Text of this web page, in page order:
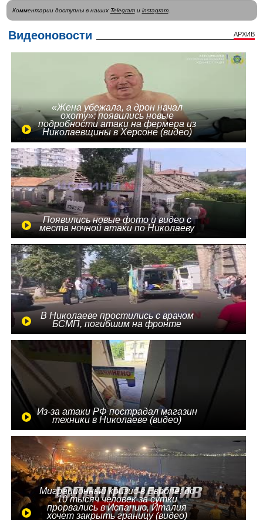
Комментарии доступны в наших Telegramи instagram.
Видеоновости АРХИВ
«Жена убежала, а дрон начал
охоту»: появились новые
подробности атаки на фермера из
Николаевщины в Херсоне (видео)
Появились новые фото и видео с
места ночной атаки по Николаеву
В Николаеве простились с врачом
БСМП, погибшим на фронте
Из-за атаки РФ пострадал магазин
техники в Николаеве (видео)
Миграционный кризис в Европе: до
10 тысяч человек за сутки
прорвались в Испанию, Италия
хочет закрыть границу (видео)